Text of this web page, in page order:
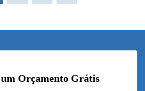
Orçamento Grátis